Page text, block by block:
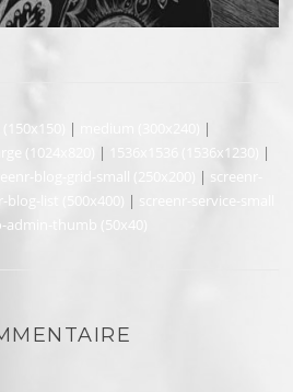
|
|
large (1024x820) | 1536x1536 (1536x1230)
|
blog-grid-small (250x200) |
screenr-
blog-list (500x400) |
screenr-service-small
thumb (50x40)